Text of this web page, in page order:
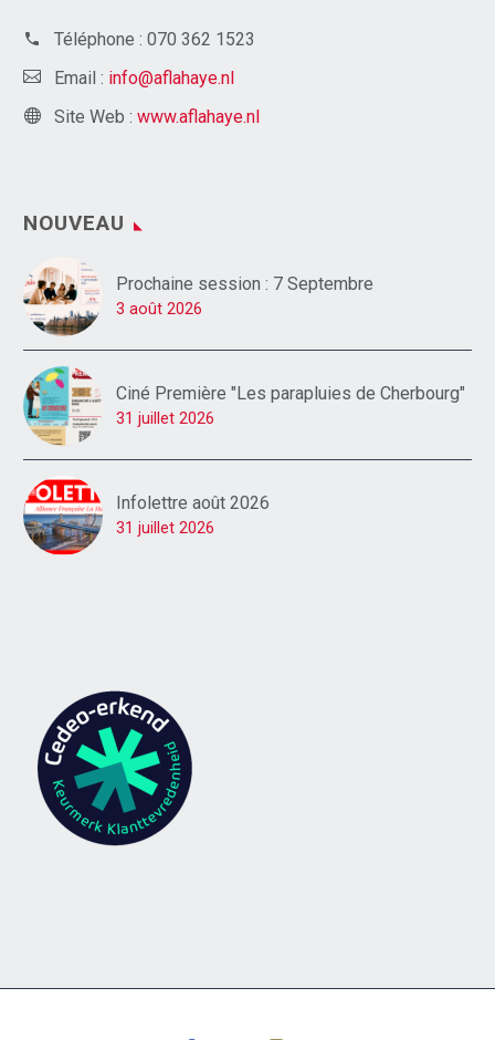
Téléphone : 070 362 1523
Email : info@aflahaye.nl
Site Web : www.aflahaye.nl
NOUVEAU
Prochaine session : 7 Septembre
3 août 2026
Ciné Première "Les parapluies de Cherbourg"
31 juillet 2026
Infolettre août 2026
31 juillet 2026